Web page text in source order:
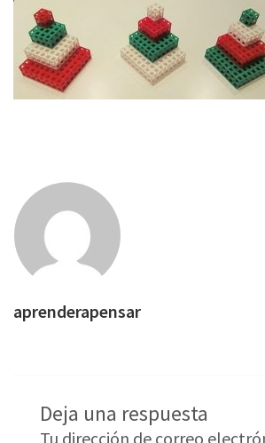
aprenderapensar
Deja una respuesta
Tu dirección de correo